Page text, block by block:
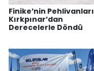
Finike’nin Pehlivanları
Kırkpınar’dan
Derecelerle Döndü